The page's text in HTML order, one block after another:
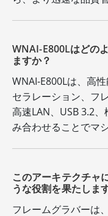
WNAI-E800Lはどの
ますか？
WNAI-E800Lは、高
セラレーション、フ
高速LAN、USB 3.2
み合わせることでマ
このアーキテクチャ
うな役割を果たしま
フレームグラバーは